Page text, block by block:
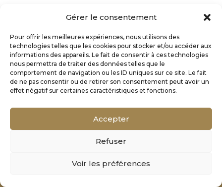
Gérer le consentement
Pour offrir les meilleures expériences, nous utilisons des
technologies telles que les cookies pour stocker et/ou accéder aux
informations des appareils. Le fait de consentir à ces technologies
nous permettra de traiter des données telles que le
comportement de navigation ou les ID uniques sur ce site. Le fait
de ne pas consentir ou de retirer son consentement peut avoir un
effet négatif sur certaines caractéristiques et fonctions.
Accepter
Refuser
Voir les préférences
Mentions Légales